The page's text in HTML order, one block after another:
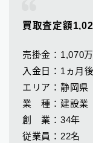
買取査定額
売掛金：1,070
入金日：1ヵ月後
エリア：静岡県
業 種：建設業
創 業：34年
従業員：22名